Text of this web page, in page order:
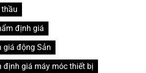
định giá
giá động Sản
định giá máy móc thiết bị